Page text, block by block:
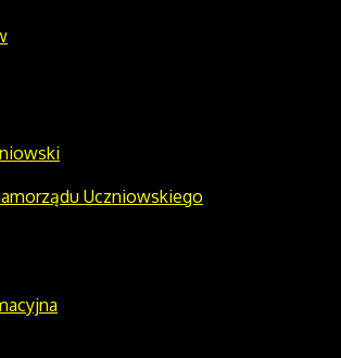
Uczniowskiego